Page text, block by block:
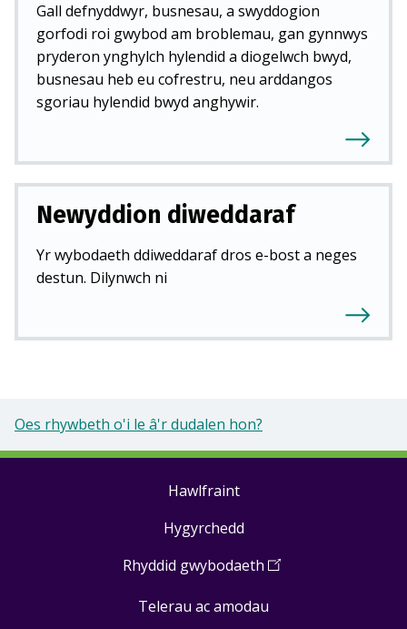
Gall defnyddwyr, busnesau, a swyddogion
gorfodi roi gwybod am broblemau, gan gynnwys
pryderon ynghylch hylendid a diogelwch bwyd,
busnesau heb eu cofrestru, neu arddangos
sgoriau hylendid bwyd anghywir.
Newyddion diweddaraf
Yr wybodaeth ddiweddaraf dros e-bost a neges
destun. Dilynwch ni
Oes rhywbeth o'i le â'r dudalen hon?
Hawlfraint
Hygyrchedd
Rhyddid gwybodaeth (Open
a
Telerau ac amodau